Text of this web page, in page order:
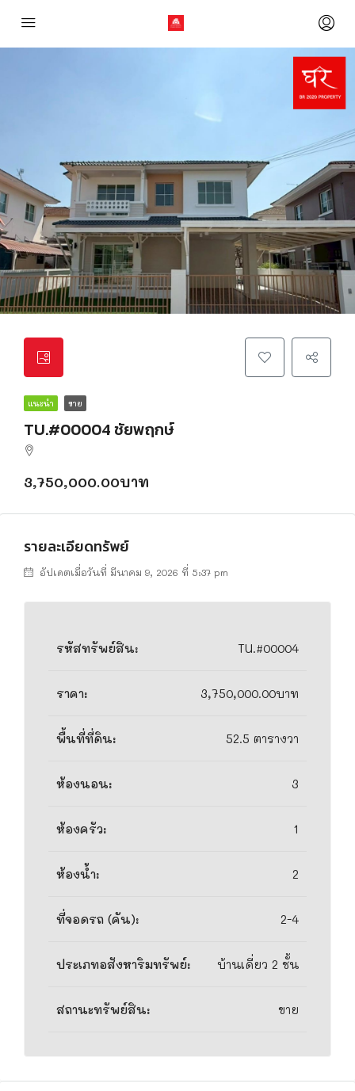
แนะนำ ขาย
TU.#00004 ชัยพฤกษ์
3,750,000.00บาท
รายละเอียดทรัพย์
อัปเดตเมื่อวันที่ มีนาคม 9, 2026 ที่ 5:37 pm
รหัสทรัพย์สิน: TU.#00004
ราคา: 3,750,000.00บาท
พื้นที่ที่ดิน: 52.5 ตารางวา
ห้องนอน: 3
ห้องครัว: 1
ห้องน้ำ: 2
ที่จอดรถ (คัน): 2-4
ประเภทอสังหาริมทรัพย์: บ้านเดี่ยว 2 ชั้น
สถานะทรัพย์สิน: ขาย